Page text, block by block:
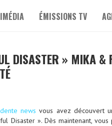
ÉMISSIONS TV
DISASTER » MIKA &
news vous avez découvert
Disaster ». Dès maintenant,